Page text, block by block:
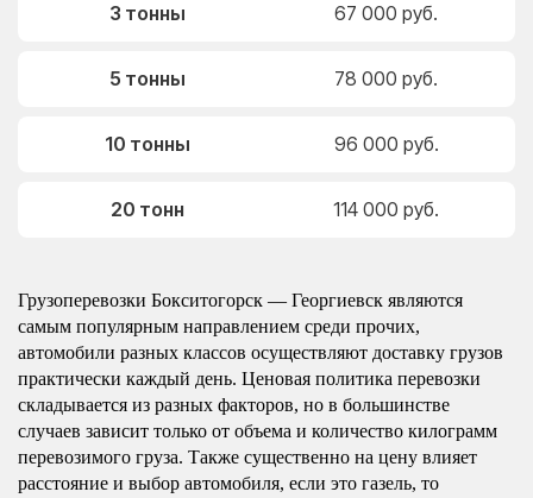
3 тонны 67 000 руб.
5 тонны 78 000 руб.
10 тонны 96 000 руб.
20 тонн 114 000 руб.
Грузоперевозки Бокситогорск — Георгиевск являются
самым популярным направлением среди прочих,
автомобили разных классов осуществляют доставку грузов
практически каждый день. Ценовая политика перевозки
складывается из разных факторов, но в большинстве
случаев зависит только от объема и количество килограмм
перевозимого груза. Также существенно на цену влияет
расстояние и выбор автомобиля, если это газель, то